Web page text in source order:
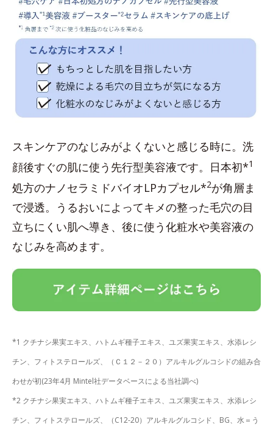
スキンケアのなじみがよくないと感じる時に。洗
顔後すぐの肌に使う先行型美容液です。日本初*1
処方のナノセラミドバイオLPカプセル*2が角層ま
で浸透。うるおいによってキメの整った毛穴の目
立ちにくい肌へ導き、後に使う化粧水や美容液の
なじみを高めます。
*1 クチナシ果実エキス、ハトムギ種子エキス、ユズ果実エキス、水添レシ
チン、フィトステロールズ、（Ｃ１２－２０）アルキルグルコシドの組み合
わせが初(23年4月 Mintel社データベースによる当社調べ)
*2 クチナシ果実エキス、ハトムギ種子エキス、ユズ果実エキス、水添レシ
チン、フィトステロールズ、（C12-20）アルキルグルコシド、BG、水＝う